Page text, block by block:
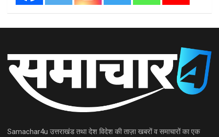
Samachar4u उत्तराखंड तथा देश विदेश की ताज़ा खबरों व समाचारों का एक